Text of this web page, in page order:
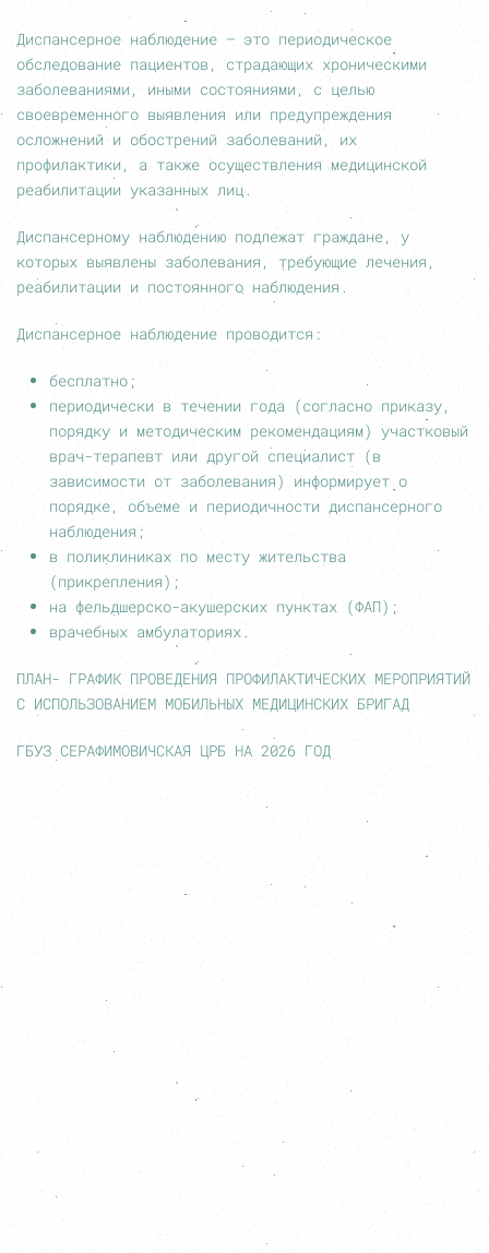
Диспансерное наблюдение – это периодическое
обследование пациентов, страдающих хроническими
заболеваниями, иными состояниями, с целью
своевременного выявления или предупреждения
осложнений и обострений заболеваний, их
профилактики, а также осуществления медицинской
реабилитации указанных лиц.
Диспансерному наблюдению подлежат граждане, у
которых выявлены заболевания, требующие лечения,
реабилитации и постоянного наблюдения.
Диспансерное наблюдение проводится:
бесплатно;
периодически в течении года (согласно приказу,
порядку и методическим рекомендациям) участковый
врач-терапевт или другой специалист (в
зависимости от заболевания) информирует о
порядке, объеме и периодичности диспансерного
наблюдения;
в поликлиниках по месту жительства
(прикрепления);
на фельдшерско-акушерских пунктах (ФАП);
врачебных амбулаториях.
ПЛАН- ГРАФИК ПРОВЕДЕНИЯ ПРОФИЛАКТИЧЕСКИХ МЕРОПРИЯТИЙ
С ИСПОЛЬЗОВАНИЕМ МОБИЛЬНЫХ МЕДИЦИНСКИХ БРИГАД
ГБУЗ СЕРАФИМОВИЧСКАЯ ЦРБ НА 2026 ГОД